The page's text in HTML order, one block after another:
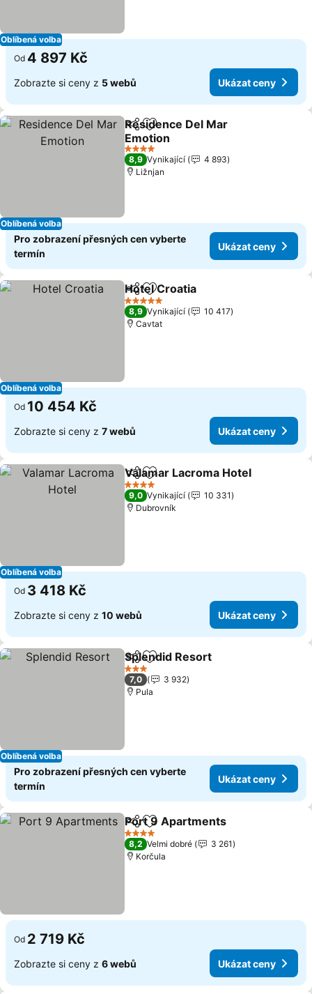
Oblíbená volba
Od 4 897 Kč
Zobrazte si ceny z 5 webů Ukázat ceny
Oblíbená volba
SdíletPřidat na seznam oblíbených
Residence Del Mar
Emotion
4 Počet hvězdiček
8,9 Vynikající
4 893
Ližnjan
Pro zobrazení přesných cen vyberte
termín
Ukázat ceny
Oblíbená volba
SdíletPřidat na seznam oblíbených
Hotel Croatia
5 Počet hvězdiček
8,9 Vynikající
10 417
Cavtat
Od 10 454 Kč
Zobrazte si ceny z 7 webů Ukázat ceny
Oblíbená volba
SdíletPřidat na seznam oblíbených
Valamar Lacroma Hotel
4 Počet hvězdiček
9,0 Vynikající
10 331
Dubrovník
Od 3 418 Kč
Zobrazte si ceny z 10 webů Ukázat ceny
Oblíbená volba
SdíletPřidat na seznam oblíbených
Splendid Resort
3 Počet hvězdiček
7,0
3 932
Pula
Pro zobrazení přesných cen vyberte
termín
Ukázat ceny
SdíletPřidat na seznam oblíbených
Port 9 Apartments
4 Počet hvězdiček
8,2 Velmi dobré
3 261
Korčula
Od 2 719 Kč
Zobrazte si ceny z 6 webů Ukázat ceny